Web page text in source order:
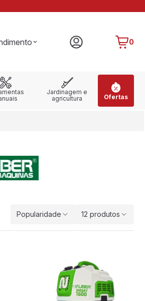
0
Jardinagem e
agricultura
Ofertas
Popularidade 12 produtos